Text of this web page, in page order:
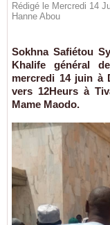
Rédigé le Mercredi 14
Hanne Abou
Sokhna Safiétou
Khalife général
mercredi 14 juin à
vers 12Heurs à
Mame Maodo.